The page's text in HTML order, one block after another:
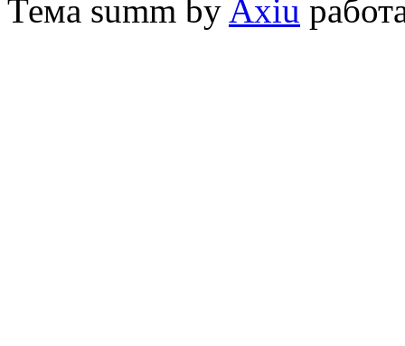
Тема summ by Axiu